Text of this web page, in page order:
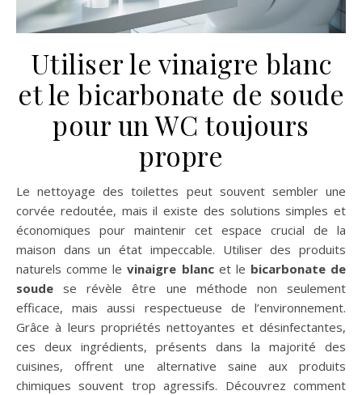
Utiliser le vinaigre blanc
et le bicarbonate de soude
pour un WC toujours
propre
Le nettoyage des toilettes peut souvent sembler une
corvée redoutée, mais il existe des solutions simples et
économiques pour maintenir cet espace crucial de la
maison dans un état impeccable. Utiliser des produits
naturels comme levinaigre blancet le bicarbonate de
soude se révèle être une méthode non seulement
efficace, mais aussi respectueuse de l’environnement.
Grâce à leurs propriétés nettoyantes et désinfectantes,
ces deux ingrédients, présents dans la majorité des
cuisines, offrent une alternative saine aux produits
chimiques souvent trop agressifs. Découvrez comment